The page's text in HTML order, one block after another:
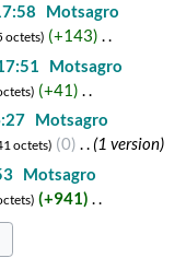
Motsagro
octets +143
Motsagro
+41
‎ Motsagro
octets 0 1 version
‎ Motsagro
+941